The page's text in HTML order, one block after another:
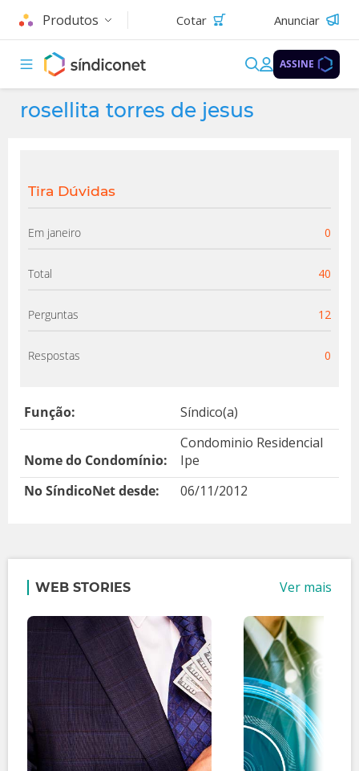
Produtos Cotar Anunciar
ASSINE
rosellita torres de jesus
Tira Dúvidas
Em janeiro 0
Total 40
Perguntas 12
Respostas 0
Função: Síndico(a)
Nome do Condomínio:
Condominio Residencial
Ipe
No SíndicoNet desde:
06/11/2012
WEB STORIES Ver mais